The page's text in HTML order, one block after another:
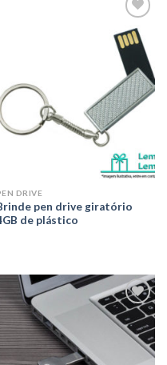
Adicionar
aos meus
desejos
DRIVE
pen drive giratório
de plástico
Adicionar
aos meus
desejos